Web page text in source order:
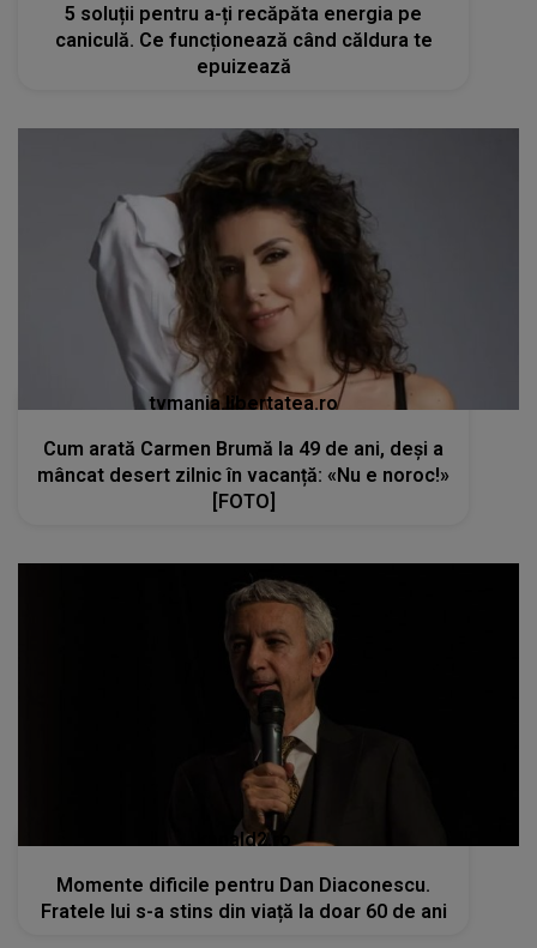
5 soluții pentru a-ți recăpăta energia pe
caniculă. Ce funcționează când căldura te
epuizează
tvmania.libertatea.ro
Cum arată Carmen Brumă la 49 de ani, deși a
mâncat desert zilnic în vacanță: «Nu e noroc!»
[FOTO]
kanald2.ro
Momente dificile pentru Dan Diaconescu.
Fratele lui s-a stins din viață la doar 60 de ani